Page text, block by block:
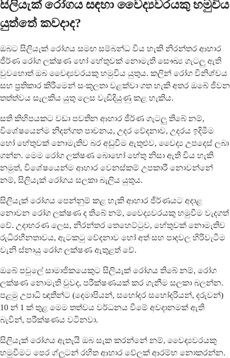
සිලියැක් රෝගය සඳහා වෛද්‍යවරයකු හමුවිය
යුත්තේ කවදාද?
ඔබට සිලියැක් රෝගය සමඟ සම්බන්ධ විය හැකි නිරන්තර ආහාර
ජීර්ණ රෝග ලක්ෂණ හෝ හේතුවක් නොමැති සෞඛ්‍ය ගැටලු ඇති
වුවහොත් ඔබ වෛද්‍යවරයකු හමුවිය යුතුය. කලින් රෝග විනිශ්චය
සහ ප්‍රතිකාර කිරීමෙන් සංකූලතා වළක්වා ගත හැකි අතර ඔබේ ජීවන
තත්ත්වය සැලකිය යුතු ලෙස වැඩිදියුණු කළ හැකිය.
සති කිහිපයකට වඩා පවතින ආහාර ජීර්ණ ගැටලු තිබේ නම්,
විශේෂයෙන්ම නිදන්ගත පාචනය, උදර වේදනාව, උදරය ඉදිමීම
හෝ හේතුවක් නොමැතිව බර අඩුවීම ඇතුළුව, වෛද්‍ය උපදෙස් ලබා
ගන්න. මෙම රෝග ලක්ෂණ බොහෝ හේතු නිසා ඇති විය හැකි
නමුත්, විශේෂයෙන්ම ආහාර වෙනස්කම් උපකාරී නොවන්නේ
නම්, සිලියැක් රෝගය සලකා බැලිය යුතුය.
සිලියැක් රෝගය පෙන්නුම් කළ හැකි ආහාර ජීර්ණයට අදාළ
නොවන රෝග ලක්ෂණ ද තිබේ නම්, වෛද්‍යවරයකු හමුවීම වැදගත්
වේ. උදාහරණ ලෙස, නිරන්තර තෙහෙට්ටුව, හේතුවක් නොමැතිව
රුධිරහීනතාවය, ඇටකටු වේදනාව හෝ අත් සහ පාදවල හිරිවැටීම
වැනි ස්නායු රෝග ලක්ෂණ ඇතුළත් වේ.
ඔබේ පවුලේ සාමාජිකයෙකුට සිලියැක් රෝගය තිබේ නම්, රෝග
ලක්ෂණ නොමැති වුවද, පරීක්ෂණයක් කර ගැනීම සලකා බලන්න.
පළමු උපාධි ඥාතීන්ට (දෙමාපියන්, සහෝදර සහෝදරියන්, දරුවන්)
10 න් 1 ක් තුළ මෙම තත්වය වර්ධනය වීමේ අවදානමක් ඇති
බැවින්, පරීක්ෂණය වටිනවා.
සිලියැක් රෝගය ඇතැයි ඔබ සැක කරන්නේ නම්, වෛද්‍යවරයකු
හමුවීමට පෙර ග්ලූටන් රහිත ආහාර වේලක් ආරම්භ නොකරන්න.